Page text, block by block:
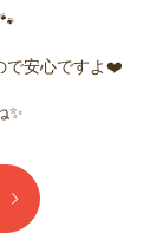
で安心ですよ❤️
✨